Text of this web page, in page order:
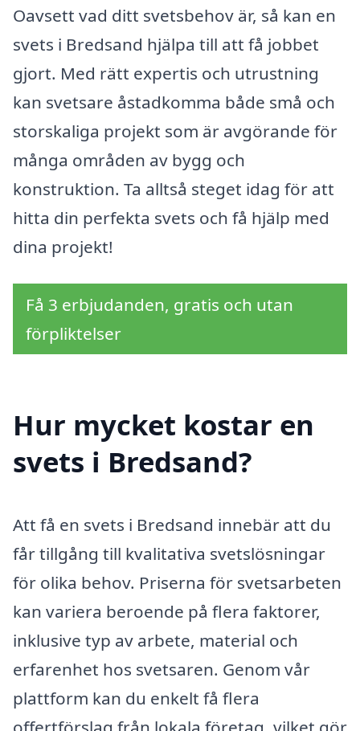
Oavsett vad ditt svetsbehov är, så kan en
svets i Bredsand hjälpa till att få jobbet
gjort. Med rätt expertis och utrustning
kan svetsare åstadkomma både små och
storskaliga projekt som är avgörande för
många områden av bygg och
konstruktion. Ta alltså steget idag för att
hitta din perfekta svets och få hjälp med
dina projekt!
Få 3 erbjudanden, gratis och utan
förpliktelser
Hur mycket kostar en
svets i Bredsand?
Att få en svets i Bredsand innebär att du
får tillgång till kvalitativa svetslösningar
för olika behov. Priserna för svetsarbeten
kan variera beroende på flera faktorer,
inklusive typ av arbete, material och
erfarenhet hos svetsaren. Genom vår
plattform kan du enkelt få flera